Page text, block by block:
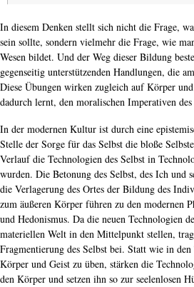
In diesem Denken stellt sich nicht die Frage,
sein sollte, sondern vielmehr die Frage, wie
Wesen bildet. Und der Weg dieser Bildung
gegenseitig unterstützenden Handlungen, die
Diese Übungen wirken zugleich auf Körper
dadurch lernt, den moralischen Imperativen
In der modernen Kultur ist durch eine
Stelle der Sorge für das Selbst die bloße
Verlauf die Technologien des Selbst in
wurden. Die Betonung des Selbst, des Ich und
die Verlagerung des Ortes der Bildung des
zum äußeren Körper führen zu den modernen
und Hedonismus. Da die neuen Technologien
materiellen Welt in den Mittelpunkt stellen,
Fragmentierung des Selbst bei. Statt wie in
Körper und Geist zu üben, stärken die
den Körper und setzen ihn so zur seelenlosen